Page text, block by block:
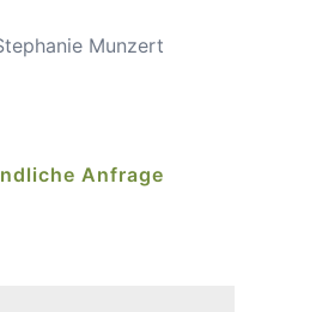
Anfrage